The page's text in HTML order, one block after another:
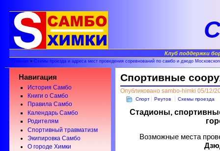
Клуб поддержки
Главная » Схемы проезда и адреса мест проведения соревнований по самбо и дзюдо
Навигация
История Самбо
Книги о Самбо
Правила Самбо
Календарь Самбо
Родителям
Спортивный травматизм
Экипировка Самбо
О городе Химки
Спортивные
Опубликовано sambo-himki 05/12/
Спорт Реутов Схемы проезда
Стадионы,
Возможные места